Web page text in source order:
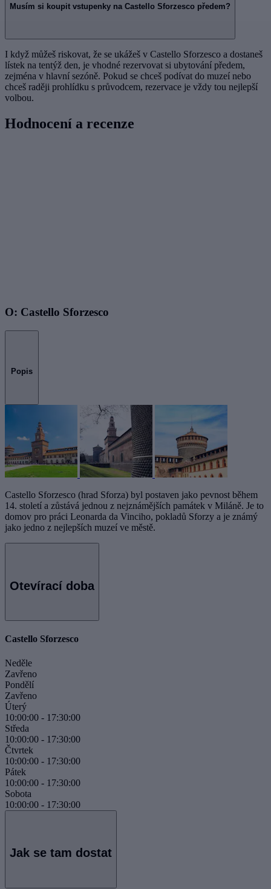
Musím si koupit vstupenky na Castello Sforzesco předem?
I když můžeš riskovat, že se ukážeš v Castello Sforzesco a dostaneš
lístek na tentýž den, je vhodné rezervovat si ubytování předem,
zejména v hlavní sezóně. Pokud se chceš podívat do muzeí nebo
chceš raději prohlídku s průvodcem, rezervace je vždy tou nejlepší
volbou.
Hodnocení a recenze
O: Castello Sforzesco
Popis
Castello Sforzesco (hrad Sforza) byl postaven jako pevnost během
14. století a zůstává jednou z nejznámějších památek v Miláně. Je to
domov pro práci Leonarda da Vinciho, pokladů Sforzy a je známý
jako jedno z nejlepších muzeí ve městě.
Otevírací doba
Castello Sforzesco
Neděle
Zavřeno
Pondělí
Zavřeno
Úterý
10:00:00 - 17:30:00
Středa
10:00:00 - 17:30:00
Čtvrtek
10:00:00 - 17:30:00
Pátek
10:00:00 - 17:30:00
Sobota
10:00:00 - 17:30:00
Jak se tam dostat